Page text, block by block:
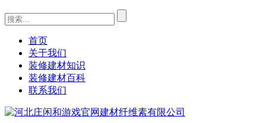
首页
关于我们
装修建材知识
装修建材百科
联系我们